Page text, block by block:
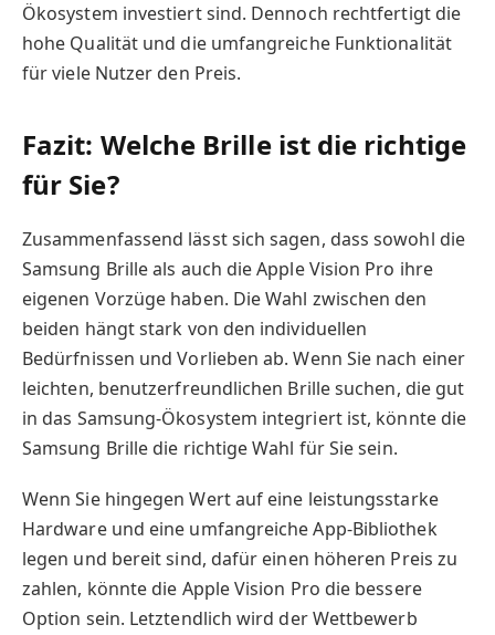
Ökosystem investiert sind. Dennoch rechtfertigt die
hohe Qualität und die umfangreiche Funktionalität
für viele Nutzer den Preis.
Fazit: Welche Brille ist die richtige
für Sie?
Zusammenfassend lässt sich sagen, dass sowohl die
Samsung Brille als auch die Apple Vision Pro ihre
eigenen Vorzüge haben. Die Wahl zwischen den
beiden hängt stark von den individuellen
Bedürfnissen und Vorlieben ab. Wenn Sie nach einer
leichten, benutzerfreundlichen Brille suchen, die gut
in das Samsung-Ökosystem integriert ist, könnte die
Samsung Brille die richtige Wahl für Sie sein.
Wenn Sie hingegen Wert auf eine leistungsstarke
Hardware und eine umfangreiche App-Bibliothek
legen und bereit sind, dafür einen höheren Preis zu
zahlen, könnte die Apple Vision Pro die bessere
Option sein. Letztendlich wird der Wettbewerb